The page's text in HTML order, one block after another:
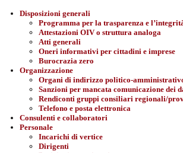
Disposizioni generali
Programma per la trasparenza e
Attestazioni OIV o struttura analoga
Atti generali
Oneri informativi per cittadini e imprese
Burocrazia zero
Organizzazione
Organi di indirizzo politico-
Sanzioni per mancata comunicazione dei
Rendiconti gruppi consiliari regionali/
Telefono e posta elettronica
Consulenti e collaboratori
Personale
Incarichi di vertice
Dirigenti